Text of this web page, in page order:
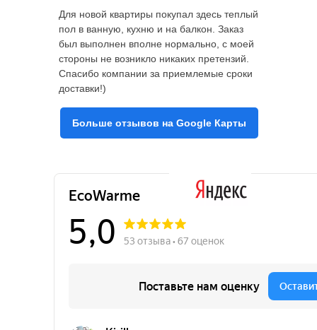
Для новой квартиры покупал здесь теплый
пол в ванную, кухню и на балкон. Заказ
был выполнен вполне нормально, с моей
стороны не возникло никаких претензий.
Спасибо компании за приемлемые сроки
доставки!)
Больше отзывов на Google Карты